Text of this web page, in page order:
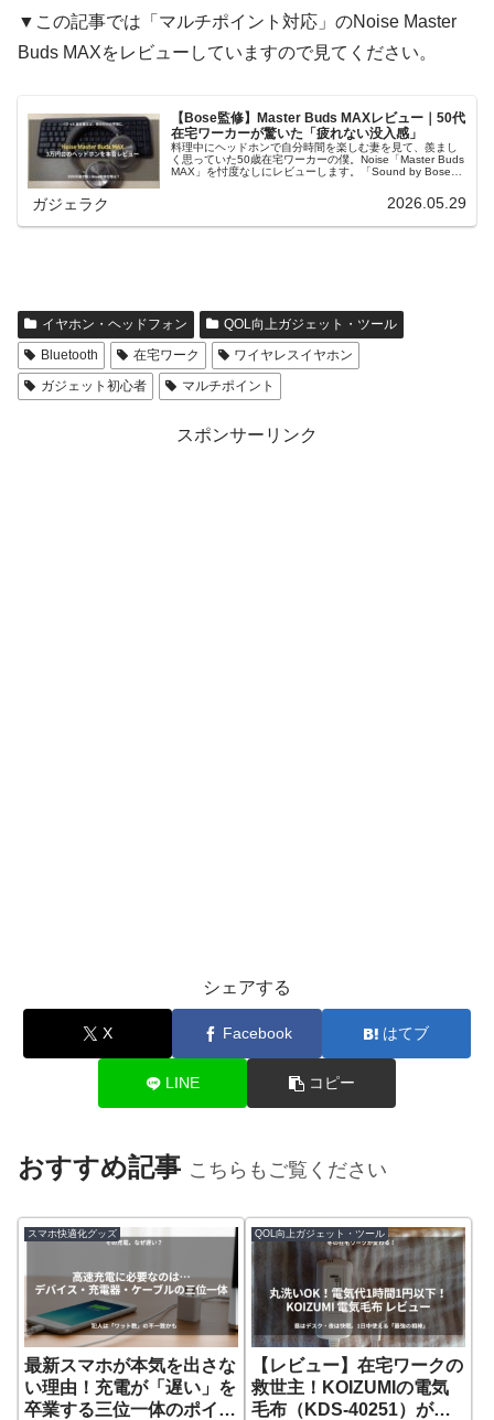
▼この記事では「マルチポイント対応」のNoise Master
Buds MAXをレビューしていますので見てください。
【Bose監修】Master Buds MAXレビュー｜50代
在宅ワーカーが驚いた「疲れない没入感」
料理中にヘッドホンで自分時間を楽しむ妻を見て、羨まし
く思っていた50歳在宅ワーカーの僕。Noise「Master Buds
MAX」を忖度なしにレビューします。「Sound by Bose」
た、僕たち世代にドンピシャでハマる一台です。
ガジェラク 2026.05.29
イヤホン・ヘッドフォン
QOL向上ガジェット・ツール
Bluetooth
在宅ワーク
ワイヤレスイヤホン
ガジェット初心者
マルチポイント
スポンサーリンク
シェアする
X Facebook はてブ
LINE コピー
おすすめ記事 こちらもご覧ください
スマホ快適化グッズ
最新スマホが本気を出さな
い理由！充電が「遅い」を
卒業する三位一体のポイン
QOL向上ガジェット・ツール
【レビュー】在宅ワークの
救世主！KOIZUMIの電気
毛布（KDS-40251）が冬